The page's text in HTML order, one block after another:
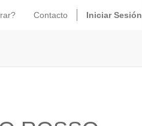
Contacto Iniciar Sesión